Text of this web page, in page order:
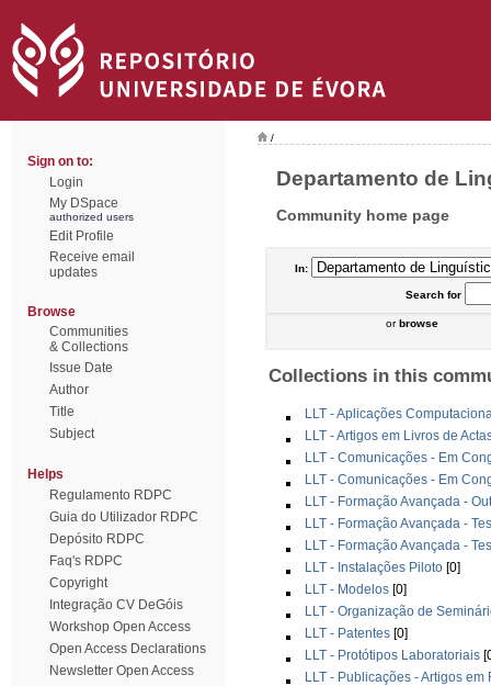
Sign on to:
Login
My DSpace
authorized users
Edit Profile
Receive email
updates
Browse
Communities
& Collections
Issue Date
Author
Title
Subject
Helps
Regulamento RDPC
Guia do Utilizador RDPC
Depósito RDPC
Faq's RDPC
Copyright
Integração CV DeGóis
Workshop Open Access
Open Access Declarations
Newsletter Open Access
/
Departamento de
Community home page
In:
Searchfor
orbrowse
Collections in this
LLT - Aplicações
LLT - Artigos em Livros de
LLT - Comunicações - Em
LLT - Comunicações - Em
LLT - Formação Avançada -
LLT - Formação Avançada -
LLT - Formação Avançada -
LLT - Instalações Piloto [0]
LLT - Modelos [0]
LLT - Organização de
LLT - Patentes [0]
LLT - Protótipos Laboratoriais
LLT - Publicações - Artigos